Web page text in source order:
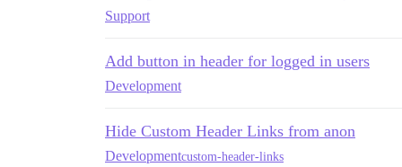
Support
Add button in header for logged in users
Development
Hide Custom Header Links from anon
Developmentcustom-header-links